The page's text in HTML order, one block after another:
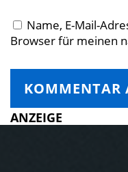
Name, E-Mail-
Browser für meinen
ANZEIGE